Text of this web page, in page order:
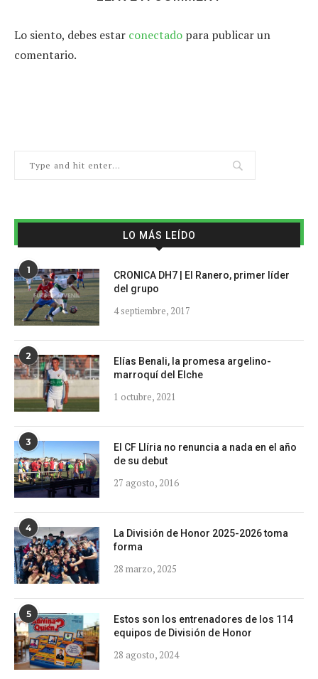
Lo siento, debes estar conectado para publicar un
comentario.
LO MÁS LEÍDO
1
CRONICA DH7 | El Ranero, primer líder
del grupo
4 septiembre, 2017
2
Elías Benali, la promesa argelino-
marroquí del Elche
1 octubre, 2021
3
El CF Llíria no renuncia a nada en el año
de su debut
27 agosto, 2016
4
La División de Honor 2025-2026 toma
forma
28 marzo, 2025
5
Estos son los entrenadores de los 114
equipos de División de Honor
28 agosto, 2024